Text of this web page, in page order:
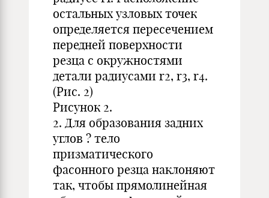
остальных узловых точек
определяется пересечением
передней поверхности
резца с окружностями
детали радиусами r2, r3, r4.
(Рис. 2)
Рисунок 2.
2. Для образования задних
углов ? тело
призматического
фасонного резца наклоняют
так, чтобы прямолинейная